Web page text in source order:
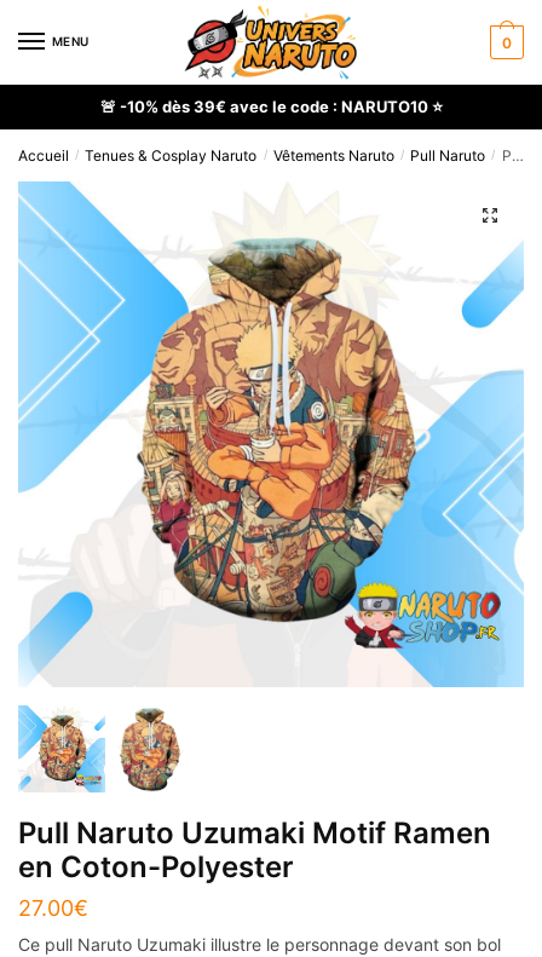
MENU 0
🚨 -10% dès 39€ avec le code : NARUTO10 ⭐
Accueil / Tenues & Cosplay Naruto / Vêtements Naruto / Pull Naruto / Pull Naruto Uzumaki Motif Ramen en Coton-Polyester
🔍
Pull Naruto Uzumaki Motif Ramen
en Coton-Polyester
27.00€
Ce pull Naruto Uzumaki illustre le personnage devant son bol